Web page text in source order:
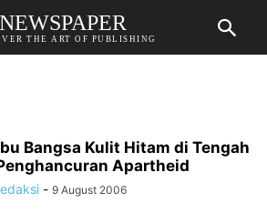
NEWSPAPER
THE ART OF PUBLISHING
Bangsa Kulit Hitam di Tengah
Apartheid
- 9 August 2006